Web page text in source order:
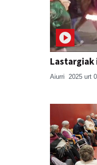
Aiurri 2025 urt